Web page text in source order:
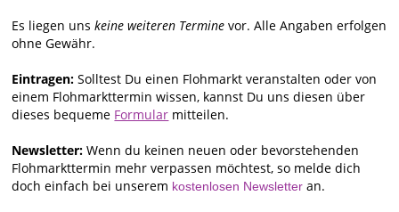
Es liegen unskeine weiteren Termine vor. Alle Angaben erfolgen
ohne Gewähr.
Eintragen:Solltest Du einen Flohmarkt veranstalten oder von
einem Flohmarkttermin wissen, kannst Du uns diesen über
dieses bequeme Formular mitteilen.
Newsletter: Wenn du keinen neuen oder bevorstehenden
Flohmarkttermin mehr verpassen möchtest, so melde dich
doch einfach bei unserem kostenlosen Newsletter an.